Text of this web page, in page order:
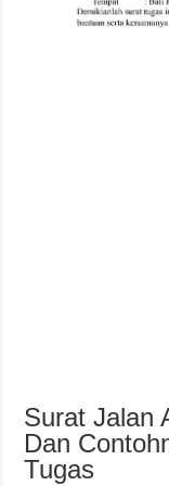
Surat Jalan
Dan
Tugas